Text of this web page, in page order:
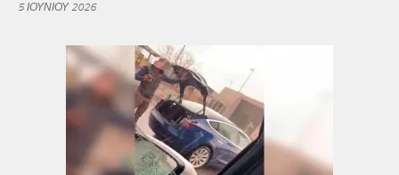
5 ΙΟΥΝΊΟΥ 2026